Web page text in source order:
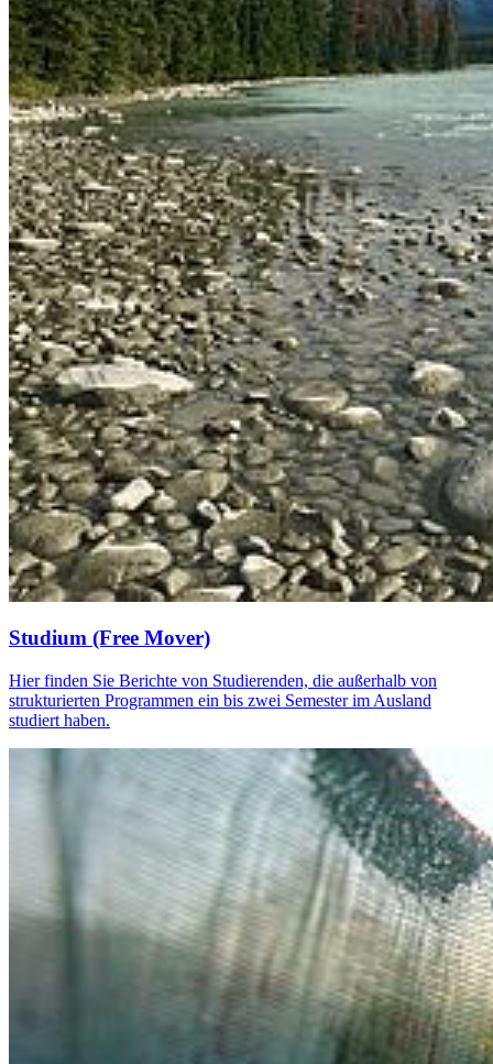
Studium (Free Mover)
Hier finden Sie Berichte von Studierenden, die außerhalb von
strukturierten Programmen ein bis zwei Semester im Ausland
studiert haben.